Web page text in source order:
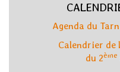
Agenda du
Calendrier de
du 2ème